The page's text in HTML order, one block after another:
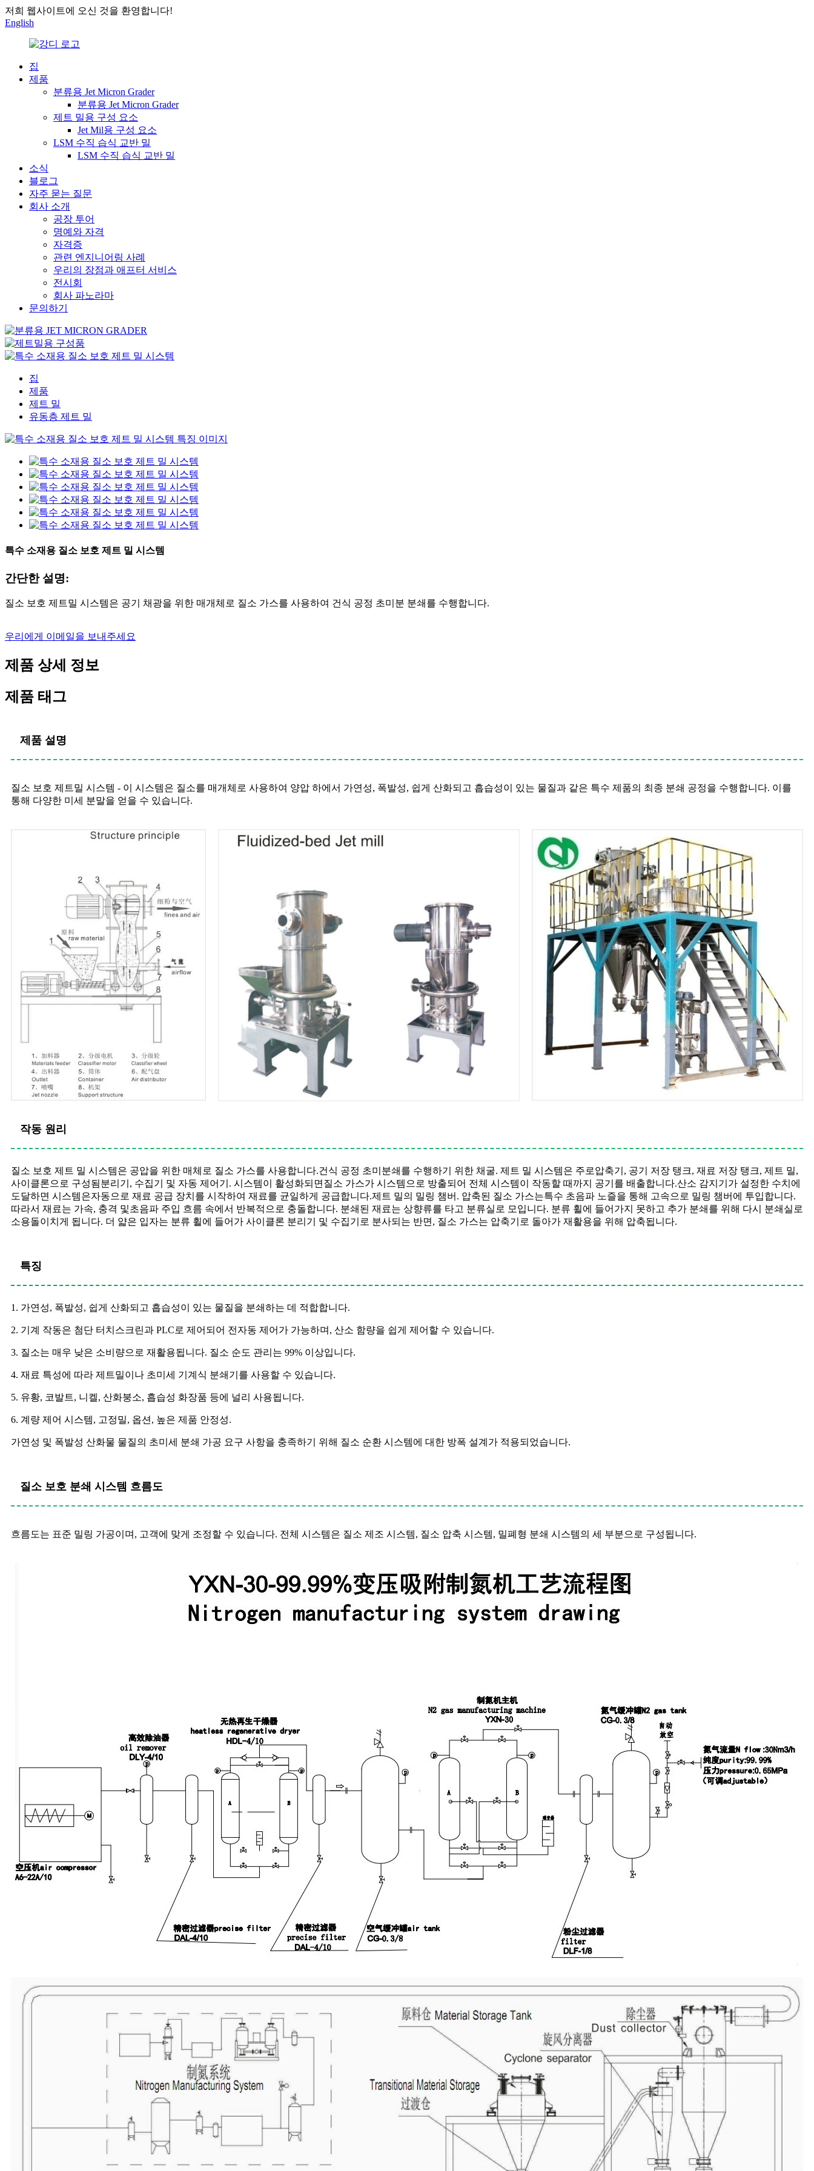
저희 웹사이트에 오신 것을 환영합니다!
English
집
제품
분류용 Jet Micron Grader
분류용 Jet Micron Grader
제트 밀용 구성 요소
Jet Mil용 구성 요소
LSM 수직 습식 교반 밀
LSM 수직 습식 교반 밀
소식
블로그
자주 묻는 질문
회사 소개
공장 투어
명예와 자격
자격증
관련 엔지니어링 사례
우리의 장점과 애프터 서비스
전시회
회사 파노라마
문의하기
집
제품
제트 밀
유동층 제트 밀
특수 소재용 질소 보호 제트 밀 시스템
간단한 설명:
질소 보호 제트밀 시스템은 공기 채광을 위한 매개체로 질소 가스를 사용하여 건식 공정 초미분 분쇄를 수행합니다.
우리에게 이메일을 보내주세요
제품 상세 정보
제품 태그
제품 설명
질소 보호 제트밀 시스템 - 이 시스템은 질소를 매개체로 사용하여 양압 하에서 가연성, 폭발성, 쉽게 산화되고 흡습성이 있는 물질과 같은 특수 제품의 최종 분쇄 공정을 수행합니다. 이를
통해 다양한 미세 분말을 얻을 수 있습니다.
작동 원리
질소 보호 제트 밀 시스템은 공압을 위한 매체로 질소 가스를 사용합니다.건식 공정 초미분쇄를 수행하기 위한 채굴. 제트 밀 시스템은 주로압축기, 공기 저장 탱크, 재료 저장 탱크, 제트 밀,
사이클론으로 구성됨분리기, 수집기 및 자동 제어기. 시스템이 활성화되면질소 가스가 시스템으로 방출되어 전체 시스템이 작동할 때까지 공기를 배출합니다.산소 감지기가 설정한 수치에
도달하면 시스템은자동으로 재료 공급 장치를 시작하여 재료를 균일하게 공급합니다.제트 밀의 밀링 챔버. 압축된 질소 가스는특수 초음파 노즐을 통해 고속으로 밀링 챔버에 투입합니다.
따라서 재료는 가속, 충격 및초음파 주입 흐름 속에서 반복적으로 충돌합니다. 분쇄된 재료는 상향류를 타고 분류실로 모입니다. 분류 휠에 들어가지 못하고 추가 분쇄를 위해 다시 분쇄실로
소용돌이치게 됩니다. 더 얇은 입자는 분류 휠에 들어가 사이클론 분리기 및 수집기로 분사되는 반면, 질소 가스는 압축기로 돌아가 재활용을 위해 압축됩니다.
특징
1. 가연성, 폭발성, 쉽게 산화되고 흡습성이 있는 물질을 분쇄하는 데 적합합니다.
2. 기계 작동은 첨단 터치스크린과 PLC로 제어되어 전자동 제어가 가능하며, 산소 함량을 쉽게 제어할 수 있습니다.
3. 질소는 매우 낮은 소비량으로 재활용됩니다. 질소 순도 관리는 99% 이상입니다.
4. 재료 특성에 따라 제트밀이나 초미세 기계식 분쇄기를 사용할 수 있습니다.
5. 유황, 코발트, 니켈, 산화붕소, 흡습성 화장품 등에 널리 사용됩니다.
6. 계량 제어 시스템, 고정밀, 옵션, 높은 제품 안정성.
가연성 및 폭발성 산화물 물질의 초미세 분쇄 가공 요구 사항을 충족하기 위해 질소 순환 시스템에 대한 방폭 설계가 적용되었습니다.
질소 보호 분쇄 시스템 흐름도
흐름도는 표준 밀링 가공이며, 고객에 맞게 조정할 수 있습니다. 전체 시스템은 질소 제조 시스템, 질소 압축 시스템, 밀폐형 분쇄 시스템의 세 부분으로 구성됩니다.